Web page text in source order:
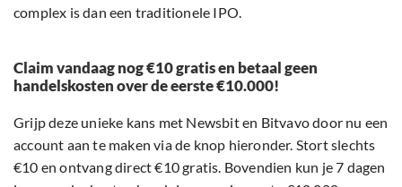
complex is dan een traditionele IPO.
Claim vandaag nog €10 gratis en betaal geen
handelskosten over de eerste €10.000!
Grijp deze unieke kans met Newsbit en Bitvavo door nu een
account aan te maken via de knop hieronder. Stort slechts
€10 en ontvang direct €10 gratis. Bovendien kun je 7 dagen